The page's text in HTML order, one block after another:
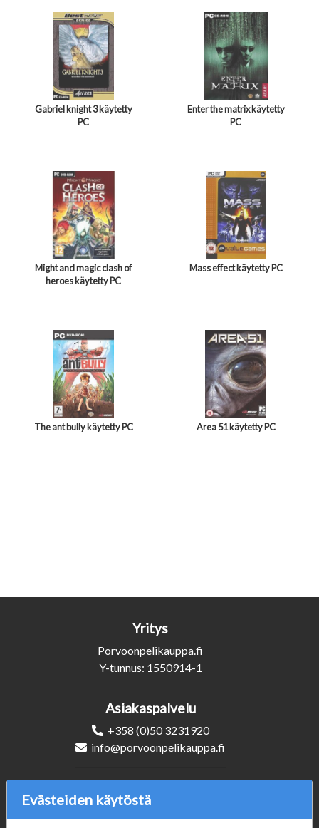
Gabriel knight 3 käytetty
PC
Enter the matrix käytetty
PC
Might and magic clash of
heroes käytetty PC
Mass effect käytetty PC
The ant bully käytetty PC Area 51 käytetty PC
Yritys
Porvoonpelikauppa.fi
Y-tunnus: 1550914-1
Asiakaspalvelu
+358 (0)50 3231920
info@porvoonpelikauppa.fi
Evästeiden käytöstä